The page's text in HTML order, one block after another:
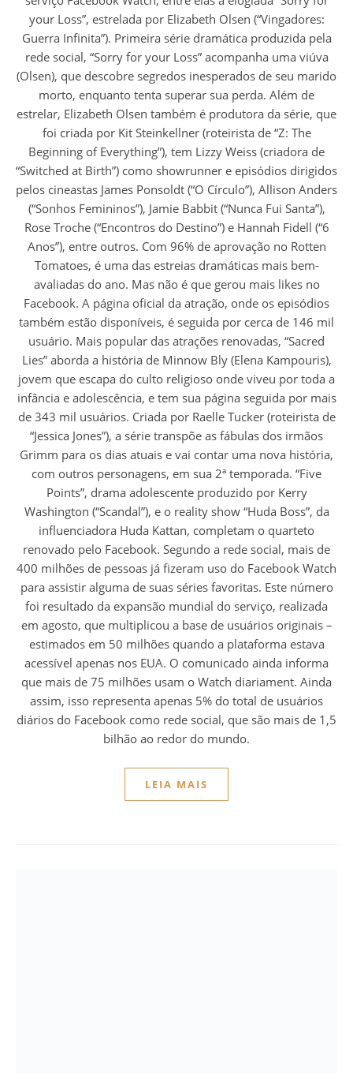
your Loss”, estrelada por Elizabeth Olsen (“Vingadores:
Guerra Infinita”). Primeira série dramática produzida pela
rede social, “Sorry for your Loss” acompanha uma viúva
(Olsen), que descobre segredos inesperados de seu marido
morto, enquanto tenta superar sua perda. Além de
estrelar, Elizabeth Olsen também é produtora da série, que
foi criada por Kit Steinkellner (roteirista de “Z: The
Beginning of Everything”), tem Lizzy Weiss (criadora de
“Switched at Birth”) como showrunner e episódios dirigidos
pelos cineastas James Ponsoldt (“O Círculo”), Allison Anders
(“Sonhos Femininos”), Jamie Babbit (“Nunca Fui Santa”),
Rose Troche (“Encontros do Destino”) e Hannah Fidell (“6
Anos”), entre outros. Com 96% de aprovação no Rotten
Tomatoes, é uma das estreias dramáticas mais bem-
avaliadas do ano. Mas não é que gerou mais likes no
Facebook. A página oficial da atração, onde os episódios
também estão disponíveis, é seguida por cerca de 146 mil
usuário. Mais popular das atrações renovadas, “Sacred
Lies” aborda a história de Minnow Bly (Elena Kampouris),
jovem que escapa do culto religioso onde viveu por toda a
infância e adolescência, e tem sua página seguida por mais
de 343 mil usuários. Criada por Raelle Tucker (roteirista de
“Jessica Jones”), a série transpõe as fábulas dos irmãos
Grimm para os dias atuais e vai contar uma nova história,
com outros personagens, em sua 2ª temporada. “Five
Points”, drama adolescente produzido por Kerry
Washington (“Scandal”), e o reality show “Huda Boss”, da
influenciadora Huda Kattan, completam o quarteto
renovado pelo Facebook. Segundo a rede social, mais de
400 milhões de pessoas já fizeram uso do Facebook Watch
para assistir alguma de suas séries favoritas. Este número
foi resultado da expansão mundial do serviço, realizada
em agosto, que multiplicou a base de usuários originais –
estimados em 50 milhões quando a plataforma estava
acessível apenas nos EUA. O comunicado ainda informa
que mais de 75 milhões usam o Watch diariament. Ainda
assim, isso representa apenas 5% do total de usuários
diários do Facebook como rede social, que são mais de 1,5
bilhão ao redor do mundo.
LEIA MAIS